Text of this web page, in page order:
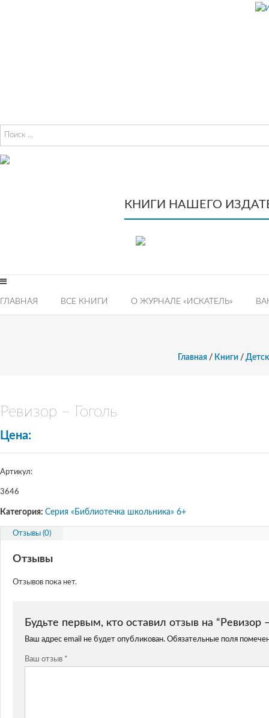
КНИГИ НАШЕГО
ГЛАВНАЯ ВСЕ КНИГИ О ЖУРНАЛЕ «ИСКАТЕЛЬ»
Главная/ Книги/
Ревизор – Гоголь
Цена:
Артикул:
3646
Категория: Серия «Библиотечка школьника» 6+
Отзывы (0)
Отзывы
Отзывов пока нет.
Будьте первым, кто оставил отзыв на “Ревизор
Ваш адрес email не будет опубликован. Обязательные поля
Ваш отзыв *